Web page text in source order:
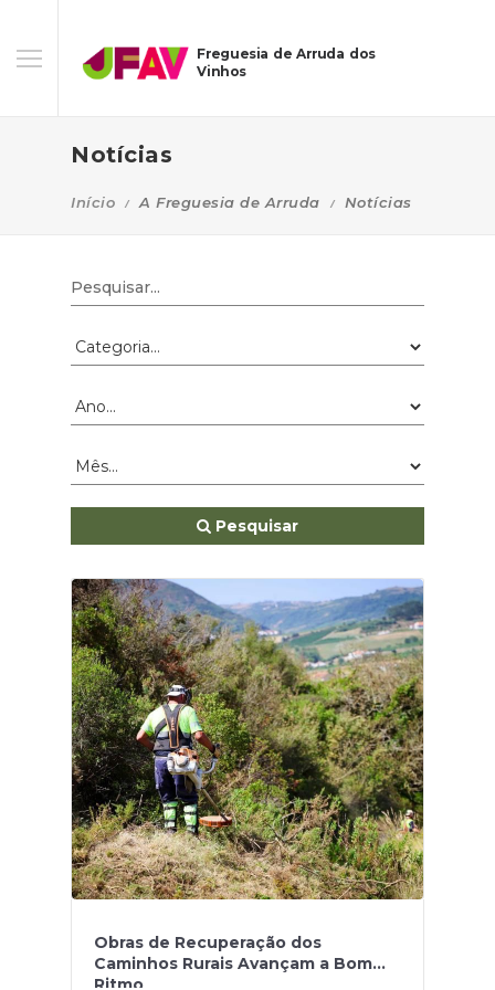
Freguesia de Arruda dos
Vinhos
Notícias
Início A Freguesia de Arruda Notícias
Pesquisar
Obras de Recuperação dos
Caminhos Rurais Avançam a Bom
Ritmo